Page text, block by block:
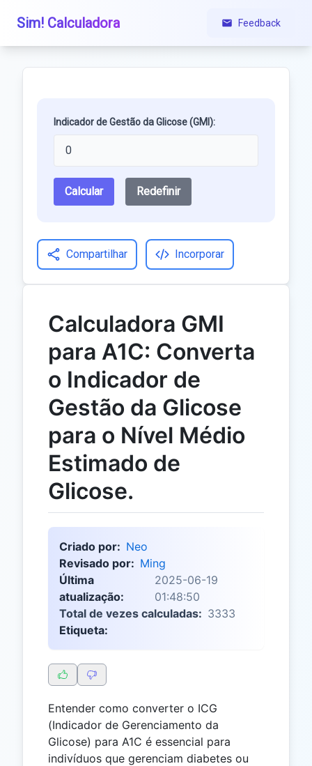
Sim! Calculadora Feedback
Indicador de Gestão da Glicose (GMI):
Calcular Redefinir
Compartilhar Incorporar
Calculadora GMI
para A1C: Converta
o Indicador de
Gestão da Glicose
para o Nível Médio
Estimado de
Glicose.
Criado por: Neo
Revisado por: Ming
Última
atualização:
2025-06-19
01:48:50
Total de vezes calculadas: 3333
Etiqueta:
Entender como converter o ICG
(Indicador de Gerenciamento da
Glicose) para A1C é essencial para
indivíduos que gerenciam diabetes ou